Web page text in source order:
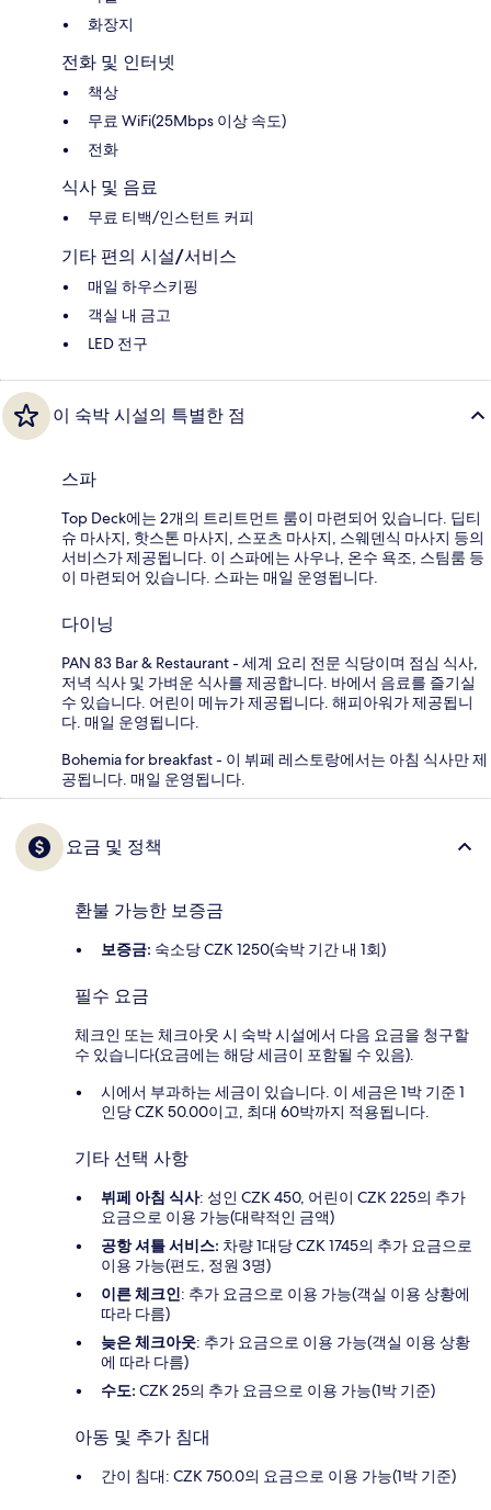
화장지
전화 및 인터넷
책상
무료 WiFi(25Mbps 이상 속도)
전화
식사 및 음료
무료 티백/인스턴트 커피
기타 편의 시설/서비스
매일 하우스키핑
객실 내 금고
LED 전구
이 숙박 시설의 특별한 점
스파
Top Deck에는 2개의 트리트먼트 룸이 마련되어 있습니다. 딥티
슈 마사지, 핫스톤 마사지, 스포츠 마사지, 스웨덴식 마사지 등의
서비스가 제공됩니다. 이 스파에는 사우나, 온수 욕조, 스팀룸 등
이 마련되어 있습니다. 스파는 매일 운영됩니다.
다이닝
PAN 83 Bar & Restaurant - 세계 요리 전문 식당이며 점심 식사,
저녁 식사 및 가벼운 식사를 제공합니다. 바에서 음료를 즐기실
수 있습니다. 어린이 메뉴가 제공됩니다. 해피아워가 제공됩니
다. 매일 운영됩니다.
Bohemia for breakfast - 이 뷔페 레스토랑에서는 아침 식사만 제
공됩니다. 매일 운영됩니다.
요금 및 정책
환불 가능한 보증금
보증금: 숙소당 CZK 1250(숙박 기간 내 1회)
필수 요금
체크인 또는 체크아웃 시 숙박 시설에서 다음 요금을 청구할
수 있습니다(요금에는 해당 세금이 포함될 수 있음).
시에서 부과하는 세금이 있습니다. 이 세금은 1박 기준 1
인당 CZK 50.00이고, 최대 60박까지 적용됩니다.
기타 선택 사항
뷔페 아침 식사: 성인 CZK 450, 어린이 CZK 225의 추가
요금으로 이용 가능(대략적인 금액)
공항 셔틀 서비스: 차량 1대당 CZK 1745의 추가 요금으로
이용 가능(편도, 정원 3명)
이른 체크인: 추가 요금으로 이용 가능(객실 이용 상황에
따라 다름)
늦은 체크아웃: 추가 요금으로 이용 가능(객실 이용 상황
에 따라 다름)
수도: CZK 25의 추가 요금으로 이용 가능(1박 기준)
아동 및 추가 침대
간이 침대: CZK 750.0의 요금으로 이용 가능(1박 기준)